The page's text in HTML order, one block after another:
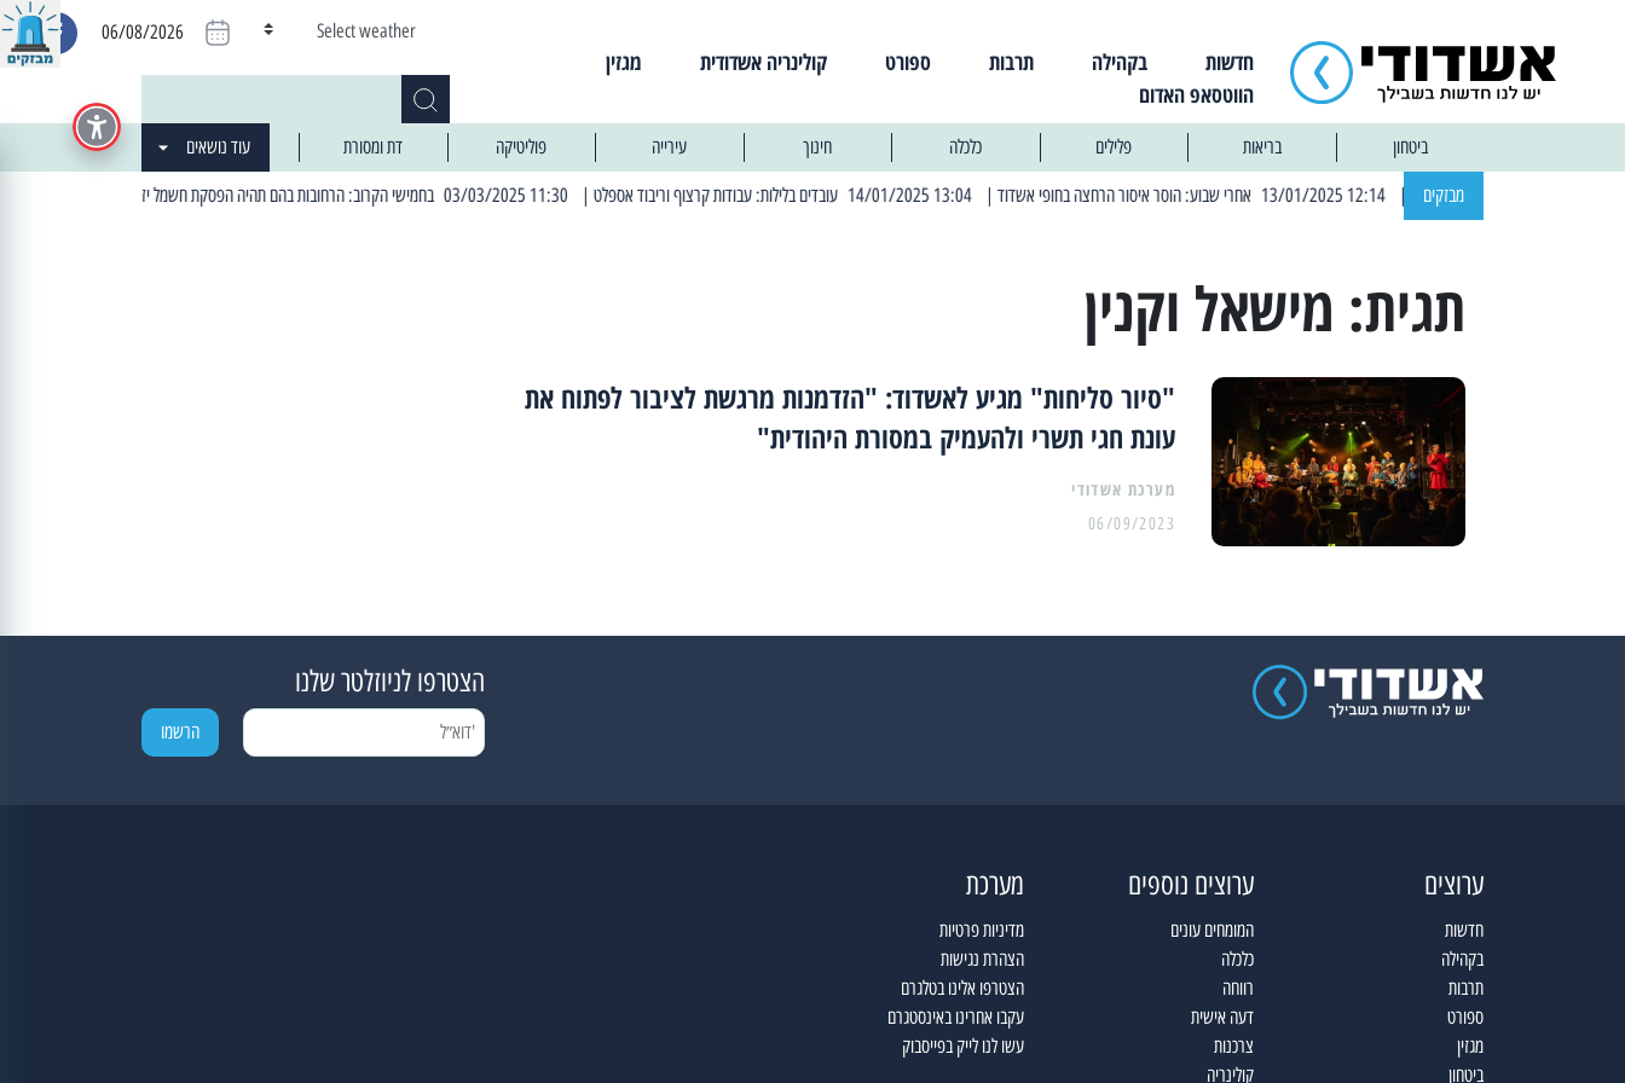
חדשות בקהילה תרבות ספורט קולינריה אשדודית
מגזין
הווטסאפ האדום
Select weather
06/08/2026
ביטחון בריאות פלילים כלכלה חינוך עירייה פוליטיקה דת ומסורת עוד נושאים
מבזקים | 12:14 13/01/2025 אחרי שבוע: הוסר איסור הרחצה בחופי אשדוד | 13:04 14/01/2025 עובדים בלילות: עבודות קרצוף וריבוד אספלט | 11:30 03/03/2025 בחמישי הקרוב: הרחובות בהם תהיה הפסקת חשמל יזומה
תגית: מישאל וקנין
"סיור סליחות" מגיע לאשדוד: "הזדמנות מרגשת לציבור לפתוח את
עונת חגי תשרי ולהעמיק במסורת היהודית"
מערכת אשדודי
06/09/2023
הצטרפו לניוזלטר שלנו
ערוצים
חדשות
בקהילה
תרבות
ספורט
מגזין
ביטחון
ערוצים נוספים
המומחים עונים
כלכלה
רווחה
דעה אישית
צרכנות
קולינריה
מערכת
מדיניות פרטיות
הצהרת נגישות
הצטרפו אלינו בטלגרם
עקבו אחרינו באינסטגרם
עשו לנו לייק בפייסבוק